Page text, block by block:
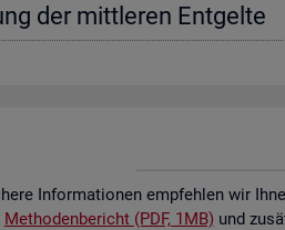
der mitt­le­ren Ent­gel­te
In­for­ma­tio­nen emp­feh­len wir
Me­tho­den­be­richt (PDF, 1MB) und